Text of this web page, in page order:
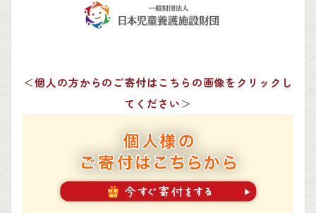
＜個人の方からのご寄付はこちらの画像をクリックし
てください＞